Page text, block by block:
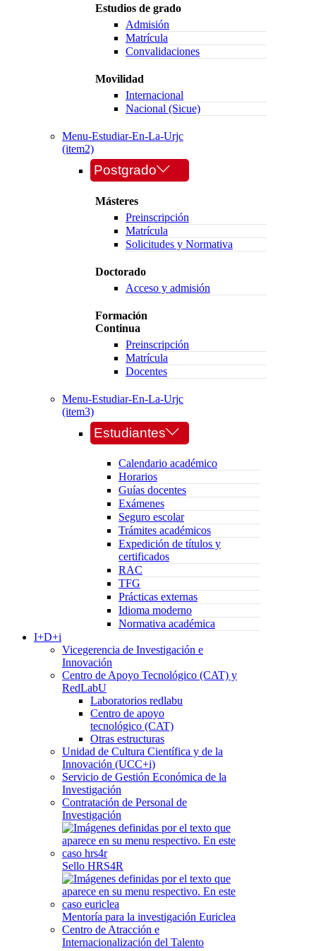
Estudios de grado
Admisión
Matrícula
Convalidaciones
Movilidad
Internacional
Nacional (Sicue)
Menu-Estudiar-En-La-Urjc
(item2)
Postgrado
Másteres
Preinscripción
Matrícula
Solicitudes y Normativa
Doctorado
Acceso y admisión
Formación
Continua
Preinscripción
Matrícula
Docentes
Menu-Estudiar-En-La-Urjc
(item3)
Estudiantes
Calendario académico
Horarios
Guías docentes
Exámenes
Seguro escolar
Trámites académicos
Expedición de títulos y
certificados
RAC
TFG
Prácticas externas
Idioma moderno
Normativa académica
I+D+i
Vicegerencia de Investigación e
Innovación
Centro de Apoyo Tecnológico (CAT) y
RedLabU
Laboratorios redlabu
Centro de apoyo
tecnológico (CAT)
Otras estructuras
Unidad de Cultura Científica y de la
Innovación (UCC+i)
Servicio de Gestión Económica de la
Investigación
Contratación de Personal de
Investigación
Sello HRS4R
Mentoría para la investigación Euriclea
Centro de Atracción e
Internacionalización del Talento